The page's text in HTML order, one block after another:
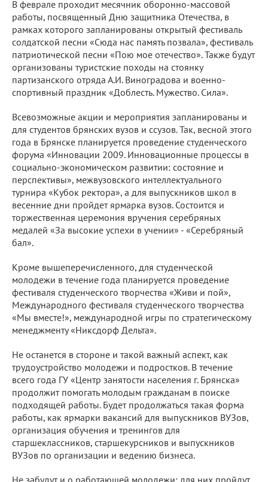
В феврале проходит месячник оборонно-массовой
работы, посвященный Дню защитника Отечества, в
рамках которого запланированы открытый фестиваль
солдатской песни «Сюда нас память позвала», фестиваль
патриотической песни «Пою мое отечество». Также будут
организованы туристские походы на стоянку
партизанского отряда А.И. Виноградова и военно-
спортивный праздник «Доблесть. Мужество. Сила».
Всевозможные акции и мероприятия запланированы и
для студентов брянских вузов и ссузов. Так, весной этого
года в Брянске планируется проведение студенческого
форума «Инновации 2009. Инновационные процессы в
социально-экономическом развитии: состояние и
перспективы», межвузовского интеллектуального
турнира «Кубок ректора», а для выпускников школ в
весенние дни пройдет ярмарка вузов. Состоится и
торжественная церемония вручения серебряных
медалей «За высокие успехи в учении» - «Серебряный
бал».
Кроме вышеперечисленного, для студенческой
молодежи в течение года планируется проведение
фестиваля студенческого творчества «Живи и пой»,
Международного фестиваля студенческого творчества
«Мы вместе!», международной игры по стратегическому
менеджменту «Никсдорф Дельта».
Не останется в стороне и такой важный аспект, как
трудоустройство молодежи и подростков. В течение
всего года ГУ «Центр занятости населения г. Брянска»
продолжит помогать молодым гражданам в поиске
подходящей работы. Будет продолжаться такая форма
работы, как ярмарки вакансий для выпускников ВУЗов,
организация обучения и тренингов для
старшеклассников, старшекурсников и выпускников
ВУЗов по организации и ведению бизнеса.
Не забудут и о работающей молодежи: для них пройдут